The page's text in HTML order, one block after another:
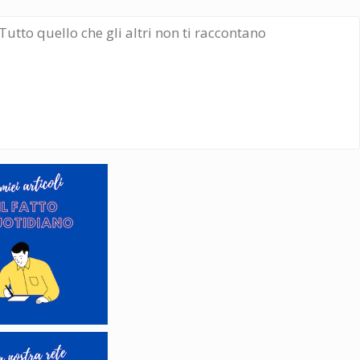
quello che gli altri non ti raccontano